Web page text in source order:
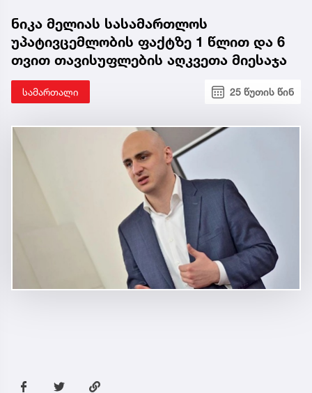
ნიკა მელიას სასამართლოს
უპატივცემლობის ფაქტზე 1 წლით და 6
თვით თავისუფლების აღკვეთა მიესაჯა
სამართალი 25 წუთის წინ